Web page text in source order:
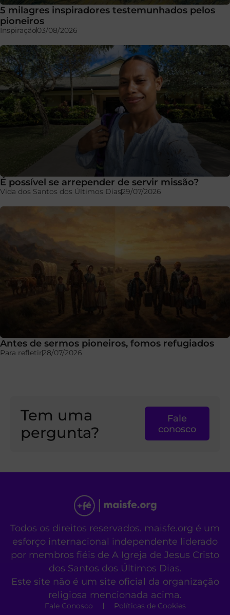
5 milagres inspiradores testemunhados pelos
pioneiros
Inspiração03/08/2026
É possível se arrepender de servir missão?
Vida dos Santos dos Últimos Dias29/07/2026
Antes de sermos pioneiros, fomos refugiados
Para refletir28/07/2026
Tem uma
pergunta?
Fale
conosco
Todos os direitos reservados. maisfe.org é um
esforço internacional independente liderado
por membros fiéis de A Igreja de Jesus Cristo
dos Santos dos Últimos Dias.
Este site não é um site oficial da organização
religiosa mencionada acima.
Fale Conosco Políticas de Cookies